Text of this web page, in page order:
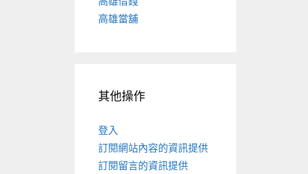
高雄當舖
其他操作
登入
訂閱網站內容的資訊提供
訂閱留言的資訊提供